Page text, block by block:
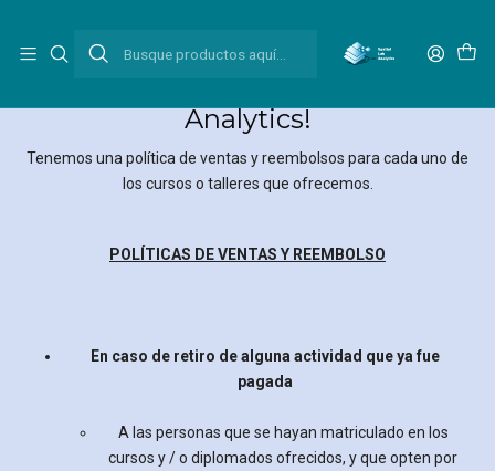
Analytics!
Tenemos una política de ventas y reembolsos para cada uno de
los cursos o talleres que ofrecemos.
POLÍTICAS DE VENTAS Y REEMBOLSO
En caso de retiro de alguna actividad que ya fue
pagada
A las personas que se hayan matriculado en los
cursos y / o diplomados ofrecidos, y que opten por